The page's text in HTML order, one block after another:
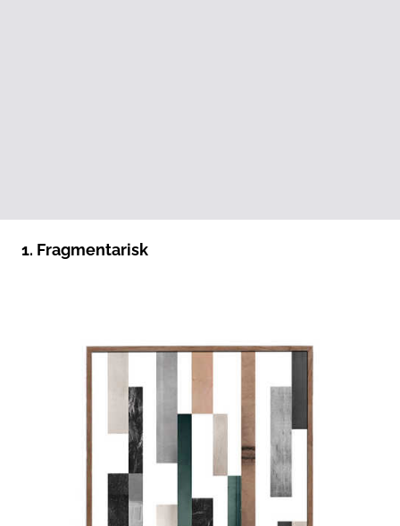
1. Fragmentarisk